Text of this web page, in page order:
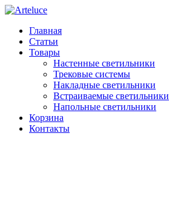
Главная
Статьи
Товары
Настенные светильники
Трековые системы
Накладные светильники
Встраиваемые светильники
Напольные светильники
Корзина
Контакты